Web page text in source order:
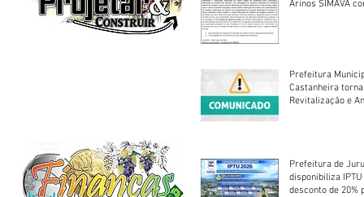
Arinos SIMAVA convoca à
Prefeitura
Castanheira
Revitalização e
Prefeitura de
disponibiliza
desconto de 20%